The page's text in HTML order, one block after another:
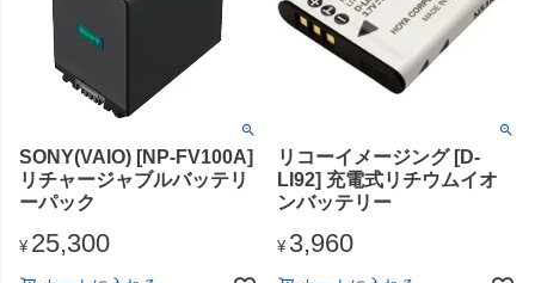
SONY(VAIO) [NP-FV100A]
リチャージャブルバッテリ
ーパック
¥ 25,300
リコーイメージング [D-
LI92] 充電式リチウムイオ
ンバッテリー
¥ 3,960